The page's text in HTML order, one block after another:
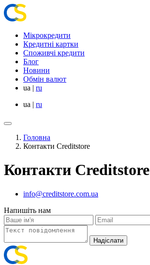
Мікрокредити
Кредитні картки
Споживчі кредити
Блог
Новини
Обмін валют
ua | ru
ua | ru
Головна
Контакти Creditstore
Контакти Creditstore
info@creditstore.com.ua
Напишіть нам
Надіслати